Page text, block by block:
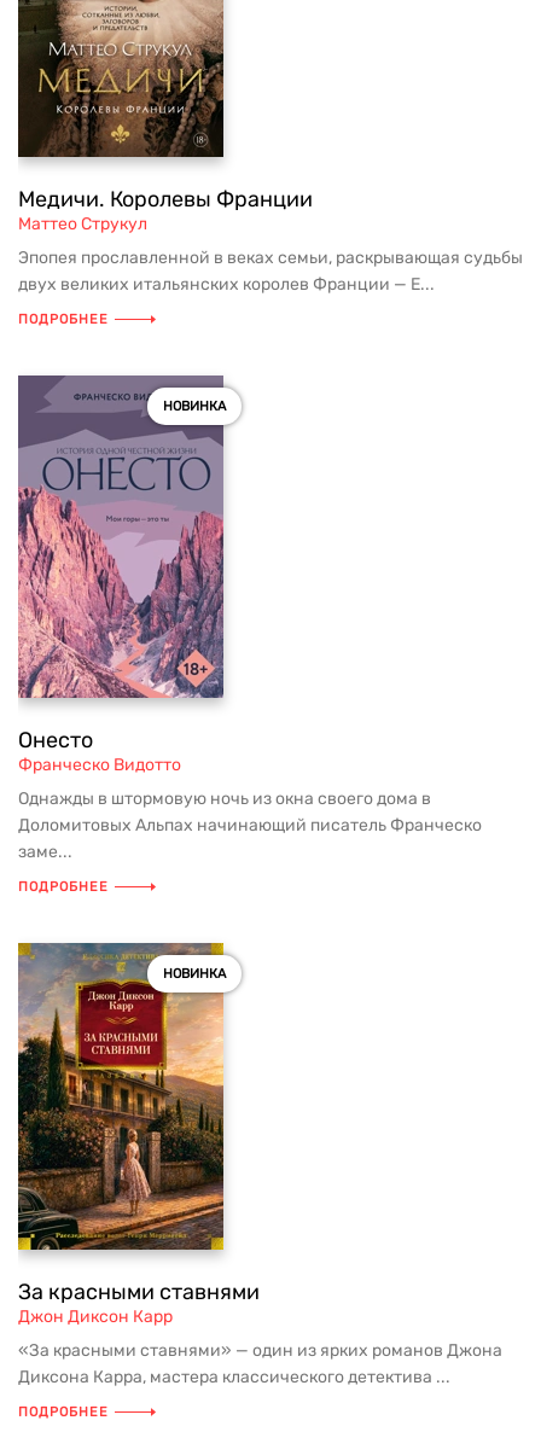
Медичи. Королевы Франции
Маттео Струкул
Эпопея прославленной в веках семьи, раскрывающая судьбы
двух великих итальянских королев Франции — Е...
ПОДРОБНЕЕ
НОВИНКА
Онесто
Франческо Видотто
Однажды в штормовую ночь из окна своего дома в
Доломитовых Альпах начинающий писатель Франческо
заме...
ПОДРОБНЕЕ
НОВИНКА
За красными ставнями
Джон Диксон Карр
«За красными ставнями» — один из ярких романов Джона
Диксона Карра, мастера классического детектива ...
ПОДРОБНЕЕ